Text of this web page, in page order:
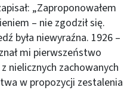
„Zaproponowałem
– nie zgodził się.
była niewyraźna. 1926 –
mi pierwszeństwo
nielicznych zachowanych
w propozycji zestalenia